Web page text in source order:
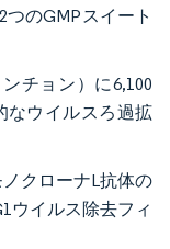
のGMPスイート
チョン）に6,100
なウイルスろ過拡
ノクローナL抗体の
ウイルス除去フィ